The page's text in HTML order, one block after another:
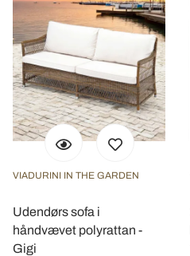
VIADURINI IN THE GARDEN
Udendørs sofa i
håndvævet polyrattan -
Gigi